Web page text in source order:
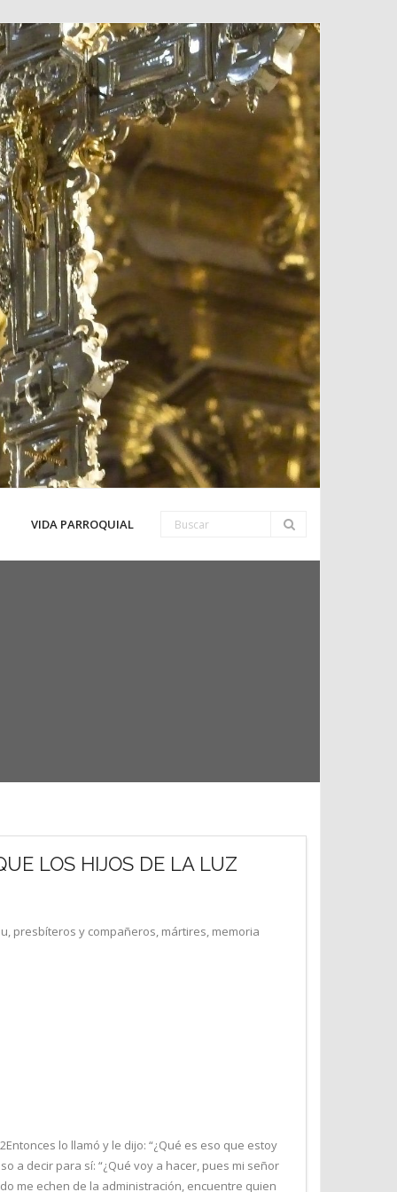
VIDA PARROQUIAL
LOS HIJOS DE LA LUZ
presbíteros y compañeros, mártires, memoria
lo llamó y le dijo: “¿Qué es eso que estoy
a decir para sí: “¿Qué voy a hacer, pues mi señor
me echen de la administración, encuentre quien